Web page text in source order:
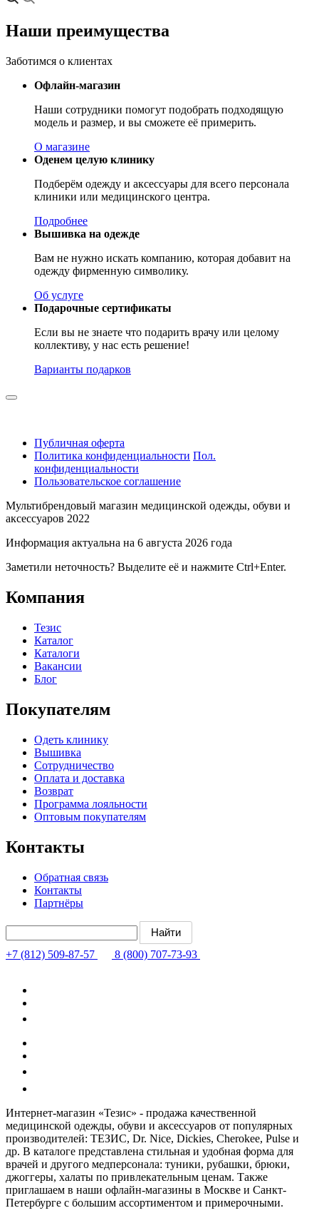
Наши преимущества
Заботимся о клиентах
Офлайн-магазин
Наши сотрудники помогут подобрать подходящую
модель и размер, и вы сможете её примерить.
О магазине
Оденем целую клинику
Подберём одежду и аксессуары для всего персонала
клиники или медицинского центра.
Подробнее
Вышивка на одежде
Вам не нужно искать компанию, которая добавит на
одежду фирменную символику.
Об услуге
Подарочные сертификаты
Если вы не знаете что подарить врачу или целому
коллективу, у нас есть решение!
Варианты подарков
Публичная оферта
Политика конфиденциальности Пол.
конфиденциальности
Пользовательское соглашение
Мультибрендовый магазин медицинской одежды, обуви и
аксессуаров 2022
Информация актуальна на 6 августа 2026 года
Заметили неточность? Выделите её и нажмите Ctrl+Enter.
Компания
Тезис
Каталог
Каталоги
Вакансии
Блог
Покупателям
Одеть клинику
Вышивка
Сотрудничество
Оплата и доставка
Возврат
Программа лояльности
Оптовым покупателям
Контакты
Обратная связь
Контакты
Партнёры
+7 (812) 509-87-57 8 (800) 707-73-93
Интернет-магазин «Тезис» - продажа качественной
медицинской одежды, обуви и аксессуаров от популярных
производителей: ТЕЗИС, Dr. Nice, Dickies, Cherokee, Pulse и
др. В каталоге представлена стильная и удобная форма для
врачей и другого медперсонала: туники, рубашки, брюки,
джоггеры, халаты по привлекательным ценам. Также
приглашаем в наши офлайн-магазины в Москве и Санкт-
Петербурге с большим ассортиментом и примерочными.